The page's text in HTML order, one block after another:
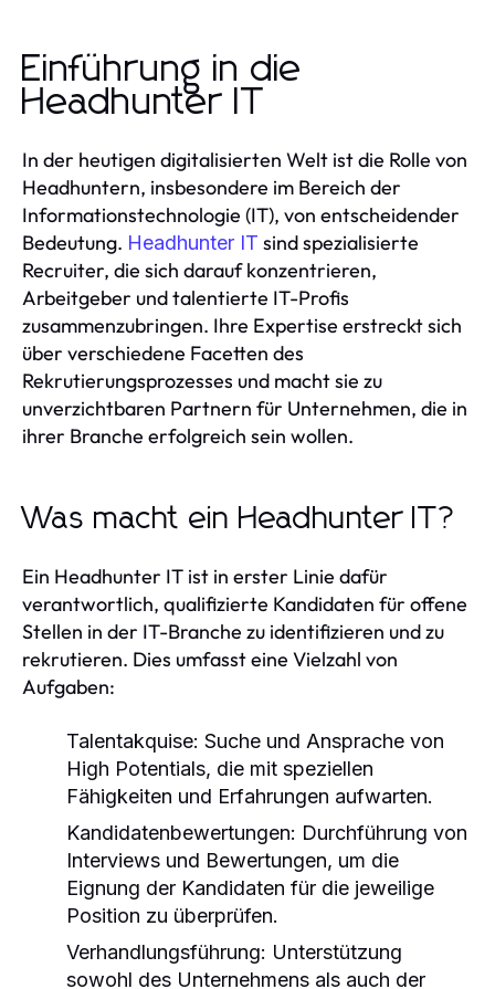
Einführung in die
Headhunter IT
In der heutigen digitalisierten Welt ist die Rolle von
Headhuntern, insbesondere im Bereich der
Informationstechnologie (IT), von entscheidender
Bedeutung. Headhunter IT sind spezialisierte
Recruiter, die sich darauf konzentrieren,
Arbeitgeber und talentierte IT-Profis
zusammenzubringen. Ihre Expertise erstreckt sich
über verschiedene Facetten des
Rekrutierungsprozesses und macht sie zu
unverzichtbaren Partnern für Unternehmen, die in
ihrer Branche erfolgreich sein wollen.
Was macht ein Headhunter IT?
Ein Headhunter IT ist in erster Linie dafür
verantwortlich, qualifizierte Kandidaten für offene
Stellen in der IT-Branche zu identifizieren und zu
rekrutieren. Dies umfasst eine Vielzahl von
Aufgaben:
Talentakquise: Suche und Ansprache von
High Potentials, die mit speziellen
Fähigkeiten und Erfahrungen aufwarten.
Kandidatenbewertungen: Durchführung von
Interviews und Bewertungen, um die
Eignung der Kandidaten für die jeweilige
Position zu überprüfen.
Verhandlungsführung: Unterstützung
sowohl des Unternehmens als auch der